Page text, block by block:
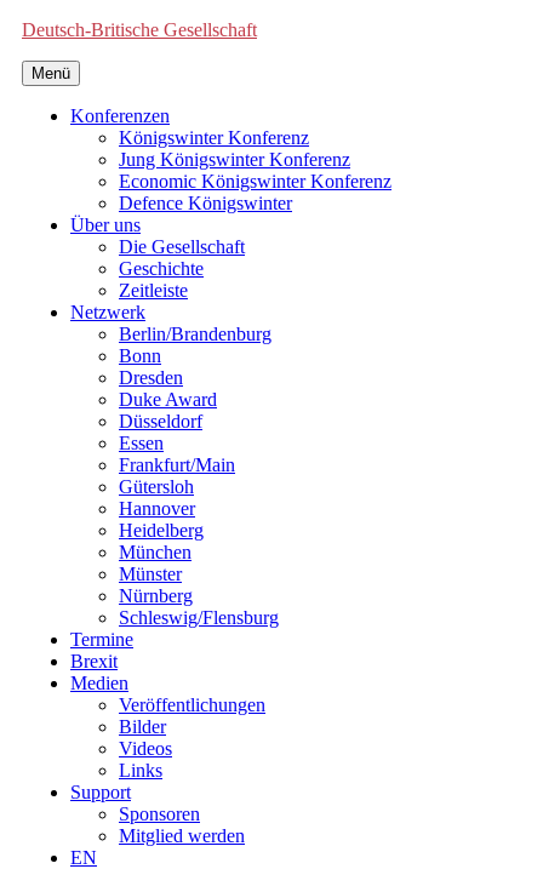
Deutsch-Britische Gesellschaft
Menü
Konferenzen
Königswinter Konferenz
Jung Königswinter Konferenz
Economic Königswinter Konferenz
Defence Königswinter
Über uns
Die Gesellschaft
Geschichte
Zeitleiste
Netzwerk
Berlin/Brandenburg
Bonn
Dresden
Duke Award
Düsseldorf
Essen
Frankfurt/Main
Gütersloh
Hannover
Heidelberg
München
Münster
Nürnberg
Schleswig/Flensburg
Termine
Brexit
Medien
Veröffentlichungen
Bilder
Videos
Links
Support
Sponsoren
Mitglied werden
EN